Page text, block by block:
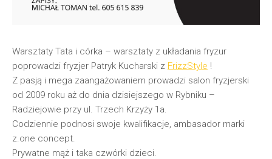
Warsztaty Tata i córka – warsztaty z układania fryzur
poprowadzi fryzjer Patryk Kucharski z FrizzStyle !
Z pasją i mega zaangażowaniem prowadzi salon fryzjerski
od 2009 roku aż do dnia dzisiejszego w Rybniku –
Radziejowie przy ul. Trzech Krzyży 1a.
Codziennie podnosi swoje kwalifikacje, ambasador marki
z.one concept.
Prywatne mąż i taka czwórki dzieci.